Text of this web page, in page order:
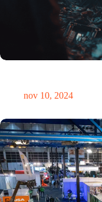
nov 10, 2024